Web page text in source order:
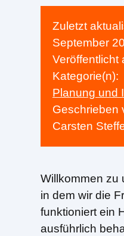
Zuletzt
September
Veröffentlicht
Kategorie(n):
Planung und
Geschrieben
Carsten
Willkommen zu
in dem wir die
funktioniert ein
ausführlich